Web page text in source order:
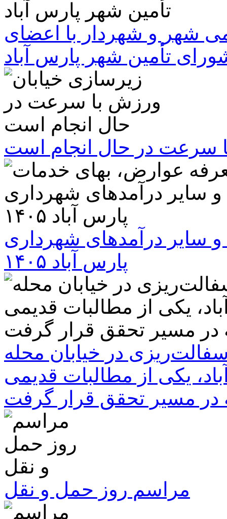
شهر و شهردار با اعضای
تأمین شهر پارس آباد
سرعت در حال انجام است
سایر درآمدهای شهرداری
پارس آباد ۱۴۰۵
در خیابان محله
یکی از مطالبات قدیمی
در مسیر تحقق قرار گرفت
مراسم روز حمل و نقل